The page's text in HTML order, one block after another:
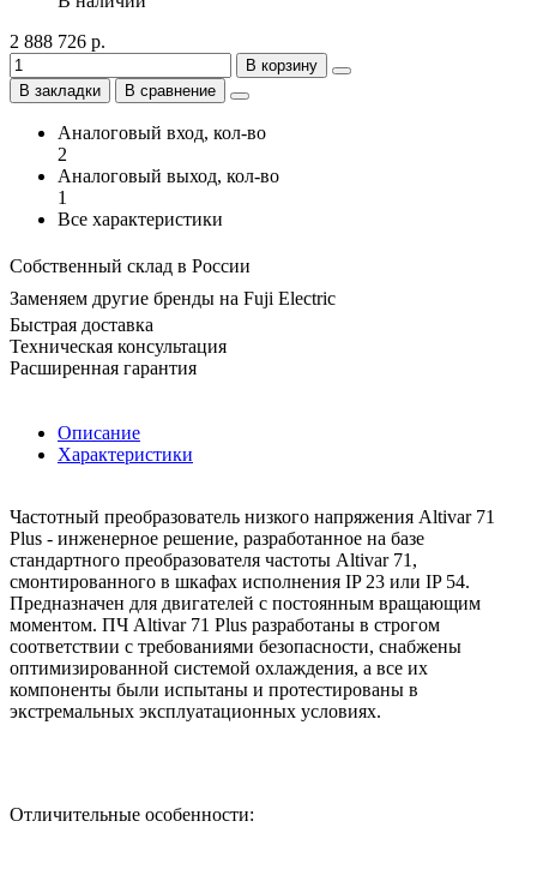
2 888 726 р.
В корзину
В закладки
В сравнение
Аналоговый вход, кол-во
2
Аналоговый выход, кол-во
1
Все характеристики
Собственный склад в России
Заменяем другие бренды на Fuji Electric
Быстрая доставка
Техническая консультация
Расширенная гарантия
Описание
Характеристики
Частотный преобразователь низкого напряжения Altivar 71
Plus - инженерное решение, разработанное на базе
стандартного преобразователя частоты Altivar 71,
смонтированного в шкафах исполнения IP 23 или IP 54.
Предназначен для двигателей с постоянным вращающим
моментом. ПЧ Altivar 71 Plus разработаны в строгом
соответствии с требованиями безопасности, снабжены
оптимизированной системой охлаждения, а все их
компоненты были испытаны и протестированы в
экстремальных эксплуатационных условиях.
Отличительные особенности: